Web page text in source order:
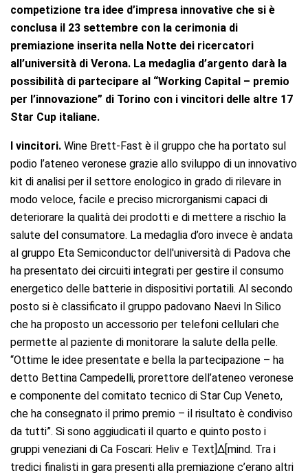
competizione tra idee d’impresa innovative che si è
conclusa il 23 settembre con la cerimonia di
premiazione inserita nella Notte dei ricercatori
all’università di Verona. La medaglia d’argento darà la
possibilità di partecipare al “Working Capital – premio
per l’innovazione” di Torino con i vincitori delle altre 17
Star Cup italiane.
I vincitori. Wine Brett-Fast è il gruppo che ha portato sul
podio l’ateneo veronese grazie allo sviluppo di un innovativo
kit di analisi per il settore enologico in grado di rilevare in
modo veloce, facile e preciso microrganismi capaci di
deteriorare la qualità dei prodotti e di mettere a rischio la
salute del consumatore. La medaglia d’oro invece è andata
al gruppo Eta Semiconductor dell'università di Padova che
ha presentato dei circuiti integrati per gestire il consumo
energetico delle batterie in dispositivi portatili. Al secondo
posto si è classificato il gruppo padovano Naevi In Silico
che ha proposto un accessorio per telefoni cellulari che
permette al paziente di monitorare la salute della pelle.
“Ottime le idee presentate e bella la partecipazione – ha
detto Bettina Campedelli, prorettore dell’ateneo veronese
e componente del comitato tecnico di Star Cup Veneto,
che ha consegnato il primo premio – il risultato è condiviso
da tutti”. Si sono aggiudicati il quarto e quinto posto i
gruppi veneziani di Ca Foscari: Heliv e Text]∆[mind. Tra i
tredici finalisti in gara presenti alla premiazione c’erano altri